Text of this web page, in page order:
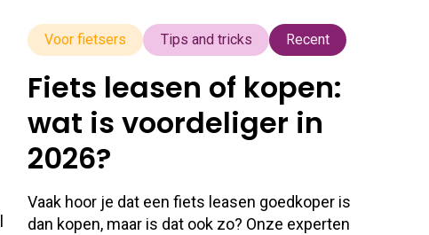
Voor fietsers Tips and tricks Recent
Fiets leasen of kopen:
wat is voordeliger in
2026?
Vaak hoor je dat een fiets leasen goedkoper is
dan kopen, maar is dat ook zo? Onze experten